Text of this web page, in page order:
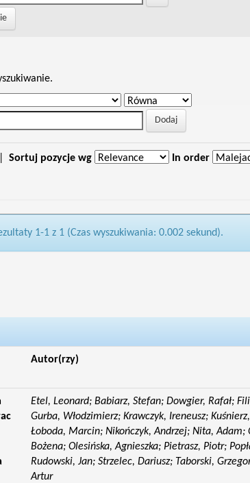
Sortuj pozycje wg In order
1-1 z 1 (Czas wyszukiwania: 0.002 sekund).
Autor(rzy)
Etel, Leonard; Babiarz, Stefan; Dowgier, Rafał;
Gurba, Włodzimierz; Krawczyk, Ireneusz;
Łoboda, Marcin; Nikończyk, Andrzej; Nita, Adam;
Bożena; Olesińska, Agnieszka; Pietrasz, Piotr;
Rudowski, Jan; Strzelec, Dariusz; Taborski,
Artur